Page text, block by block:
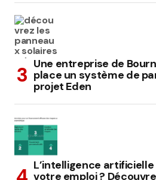
Une entreprise de
place un système de
projet Eden
L’intelligence
votre emploi ?